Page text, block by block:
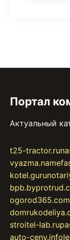
Портал
Актуальный
t25-tractor.ru
vyazma.name
kotel.guru
bpb.by
ogorod365.com
stroitel-lab.ru
auto-ceny.info